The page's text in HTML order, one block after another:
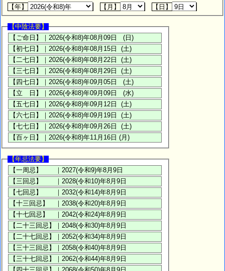
【年】
【月】 【日】
【中陰法要】
【年忌法要】